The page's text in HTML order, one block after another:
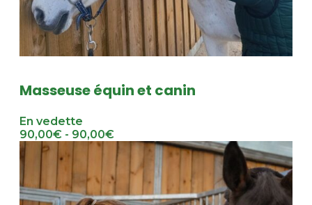
Masseuse équin et canin
En vedette
90,00€ - 90,00€